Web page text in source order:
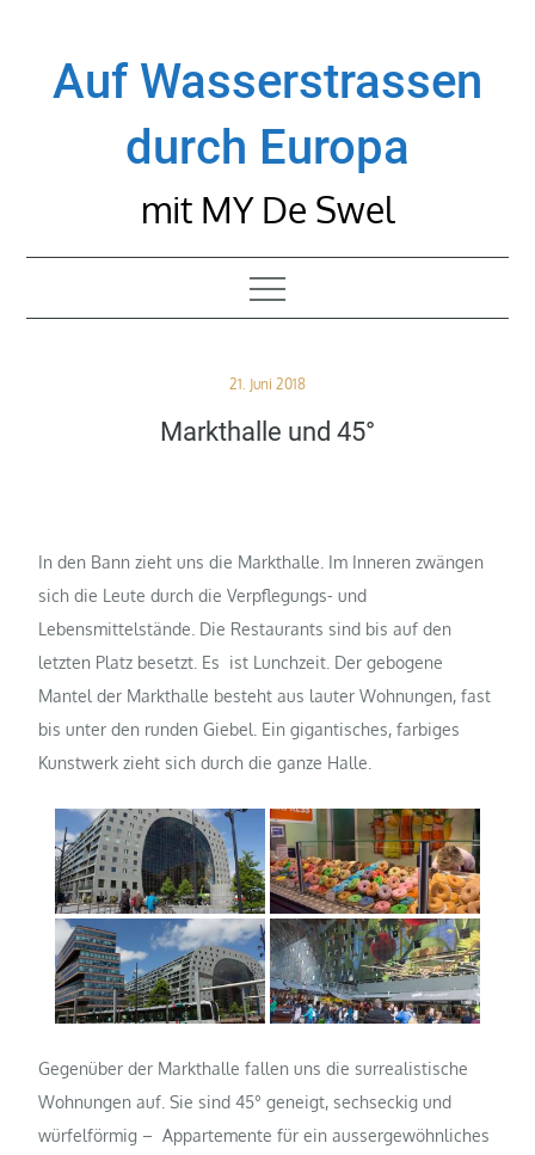
contentAuf Wasserstrassen
durch Europa
mit MY De Swel
Posted
21. Juni 2018
Markthalle und 45°
In den Bann zieht uns die Markthalle. Im Inneren zwängen
sich die Leute durch die Verpflegungs- und
Lebensmittelstände. Die Restaurants sind bis auf den
letzten Platz besetzt. Es ist Lunchzeit. Der gebogene
Mantel der Markthalle besteht aus lauter Wohnungen, fast
bis unter den runden Giebel. Ein gigantisches, farbiges
Kunstwerk zieht sich durch die ganze Halle.
Gegenüber der Markthalle fallen uns die surrealistische
Wohnungen auf. Sie sind 45° geneigt, sechseckig und
würfelförmig – Appartemente für ein aussergewöhnliches